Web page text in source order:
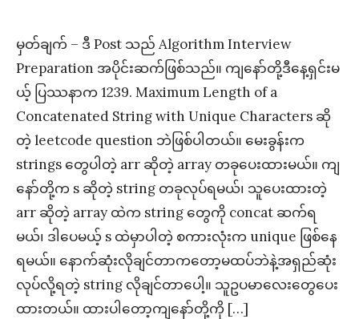
မှတ်ချက် – ဒီ Post သည် Algorithm Interview
Preparation အပိုင်းဆက်ဖြစ်သည်။ ကျနော်တို့ဒီနေ့ရှင်းမ
ယ့် ပြဿနာက 1239. Maximum Length of a
Concatenated String with Unique Characters ဆို
တဲ့ leetcode question ဘဲဖြစ်ပါတယ်။ မေးခွန်းက
strings တွေပါတဲ့ arr ဆိုတဲ့ array တခုပေးထားမယ်။ ကျ
နော်တို့က s ဆိုတဲ့ string တခုလုပ်ရမယ်၊ သူပေးထားတဲ့
arr ဆိုတဲ့ array ထဲက string တွေကို concat ဆက်ရ
မယ်၊ ဒါပေမယ့် s ထဲမှာပါတဲ့ စကားလုံးက unique ဖြစ်နေ
ရမယ်။ နောက်ဆုံးလိုချင်တာကတော့မထပ်ဘဲနဲ့အရှည်ဆုံး
လုပ်လို့ရတဲ့ string လိုချင်တာပေါ့။ သူဥပမာလေးတွေပေး
ထားတယ်။ ထားပါတော့ကျနော်တို့ကို […]